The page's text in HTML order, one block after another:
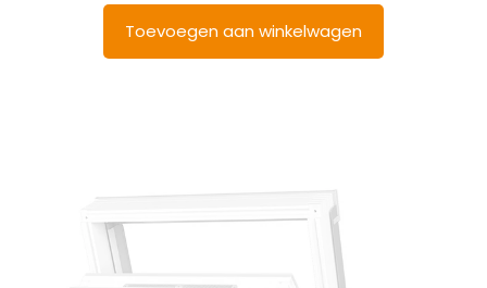
Toevoegen aan winkelwagen